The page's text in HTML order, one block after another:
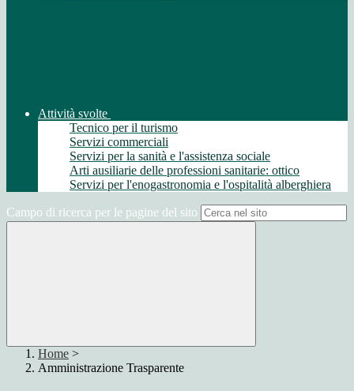
Attività svolte
Tecnico per il turismo
Servizi commerciali
Servizi per la sanità e l'assistenza sociale
Arti ausiliarie delle professioni sanitarie: ottico
Servizi per l'enogastronomia e l'ospitalità alberghiera
Campo di ricerca per le pagine del sito
Home >
Amministrazione Trasparente